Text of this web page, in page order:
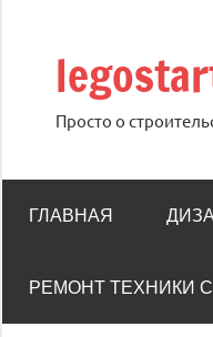
содержимому
Просто о
ГЛАВНАЯ
РЕМОНТ ТЕХНИКИ